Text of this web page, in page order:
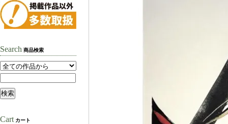
Search 商品検索
Cart カート